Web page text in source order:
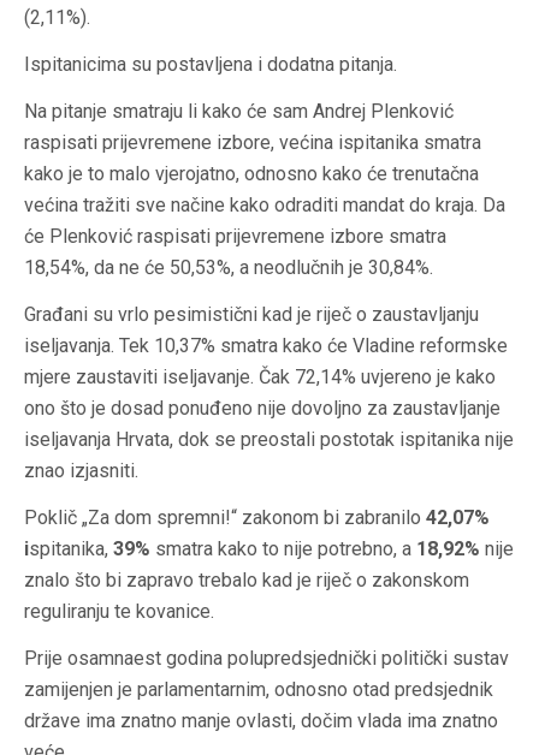
(2,11%).
Ispitanicima su postavljena i dodatna pitanja.
Na pitanje smatraju li kako će sam Andrej Plenković
raspisati prijevremene izbore, većina ispitanika smatra
kako je to malo vjerojatno, odnosno kako će trenutačna
većina tražiti sve načine kako odraditi mandat do kraja. Da
će Plenković raspisati prijevremene izbore smatra
18,54%, da ne će 50,53%, a neodlučnih je 30,84%.
Građani su vrlo pesimistični kad je riječ o zaustavljanju
iseljavanja. Tek 10,37% smatra kako će Vladine reformske
mjere zaustaviti iseljavanje. Čak 72,14% uvjereno je kako
ono što je dosad ponuđeno nije dovoljno za zaustavljanje
iseljavanja Hrvata, dok se preostali postotak ispitanika nije
znao izjasniti.
Poklič „Za dom spremni!“ zakonom bi zabranilo 42,07%
ispitanika, 39% smatra kako to nije potrebno, a 18,92% nije
znalo što bi zapravo trebalo kad je riječ o zakonskom
reguliranju te kovanice.
Prije osamnaest godina polupredsjednički politički sustav
zamijenjen je parlamentarnim, odnosno otad predsjednik
države ima znatno manje ovlasti, dočim vlada ima znatno